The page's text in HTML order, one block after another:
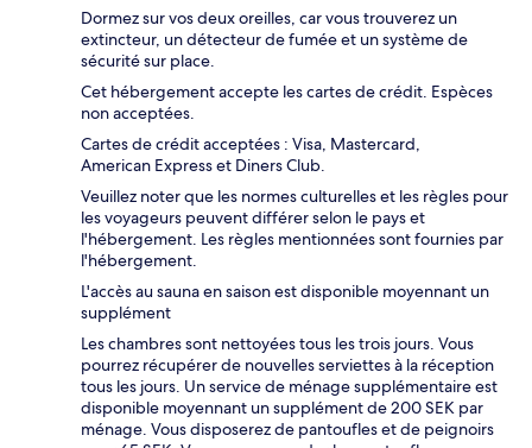
Dormez sur vos deux oreilles, car vous trouverez un
extincteur, un détecteur de fumée et un système de
sécurité sur place.
Cet hébergement accepte les cartes de crédit. Espèces
non acceptées.
Cartes de crédit acceptées : Visa, Mastercard,
American Express et Diners Club.
Veuillez noter que les normes culturelles et les règles pour
les voyageurs peuvent différer selon le pays et
l'hébergement. Les règles mentionnées sont fournies par
l'hébergement.
L'accès au sauna en saison est disponible moyennant un
supplément
Les chambres sont nettoyées tous les trois jours. Vous
pourrez récupérer de nouvelles serviettes à la réception
tous les jours. Un service de ménage supplémentaire est
disponible moyennant un supplément de 200 SEK par
ménage. Vous disposerez de pantoufles et de peignoirs